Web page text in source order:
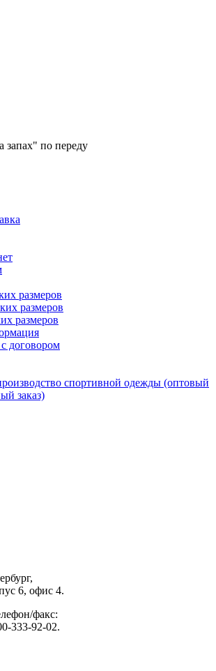
запах" по переду
размеров
размеров
размеров
договором
спортивной одежды (оптовый
заказ)
6, офис 4.
факс:
333-92-02.